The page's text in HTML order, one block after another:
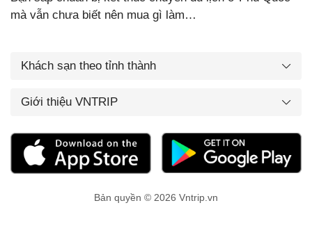
mà vẫn chưa biết nên mua gì làm…
Khách sạn theo tỉnh thành
Giới thiệu VNTRIP
Bản quyền © 2026 Vntrip.vn